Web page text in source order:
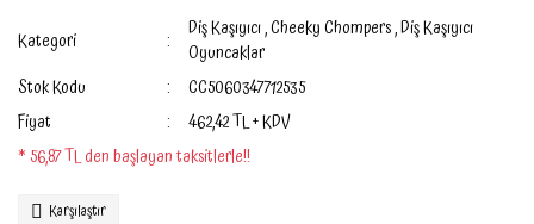
Kategori Diş Kaşıyıcı,Cheeky Chompers,Diş Kaşıyıcı
Oyuncaklar
Stok Kodu
CC5060347712535
Fiyat
462,42 TL + KDV
* 56,87 TL den başlayan taksitlerle!!
Karşılaştır